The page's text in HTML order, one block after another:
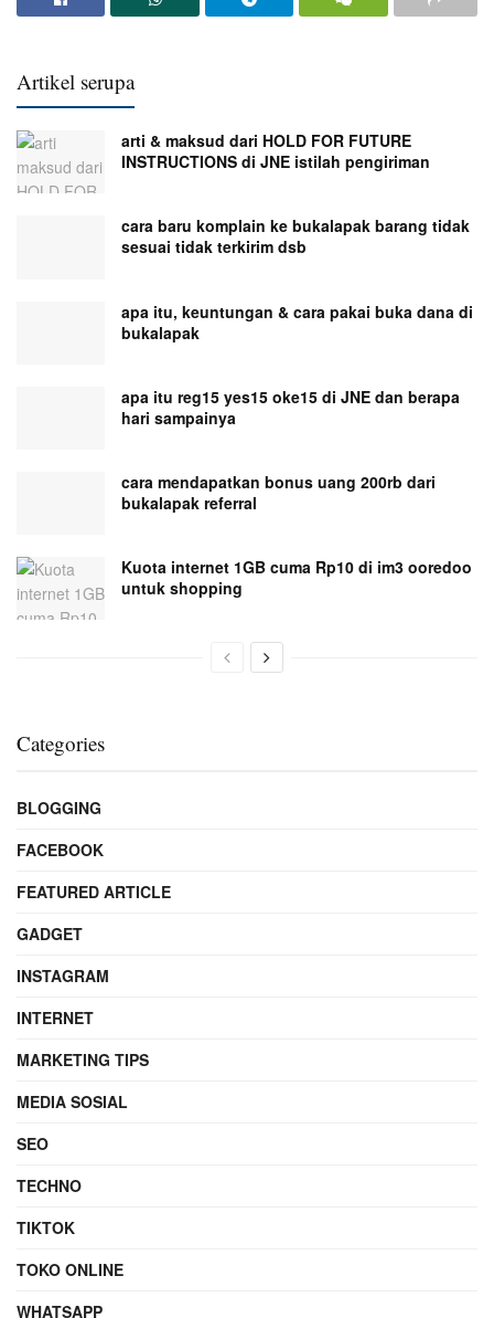
Artikel serupa
arti & maksud dari HOLD FOR FUTURE
INSTRUCTIONS di JNE istilah pengiriman
cara baru komplain ke bukalapak barang tidak
sesuai tidak terkirim dsb
apa itu, keuntungan & cara pakai buka dana di
bukalapak
apa itu reg15 yes15 oke15 di JNE dan berapa
hari sampainya
cara mendapatkan bonus uang 200rb dari
bukalapak referral
Kuota internet 1GB cuma Rp10 di im3 ooredoo
untuk shopping
Categories
BLOGGING
FACEBOOK
FEATURED ARTICLE
GADGET
INSTAGRAM
INTERNET
MARKETING TIPS
MEDIA SOSIAL
SEO
TECHNO
TIKTOK
TOKO ONLINE
WHATSAPP